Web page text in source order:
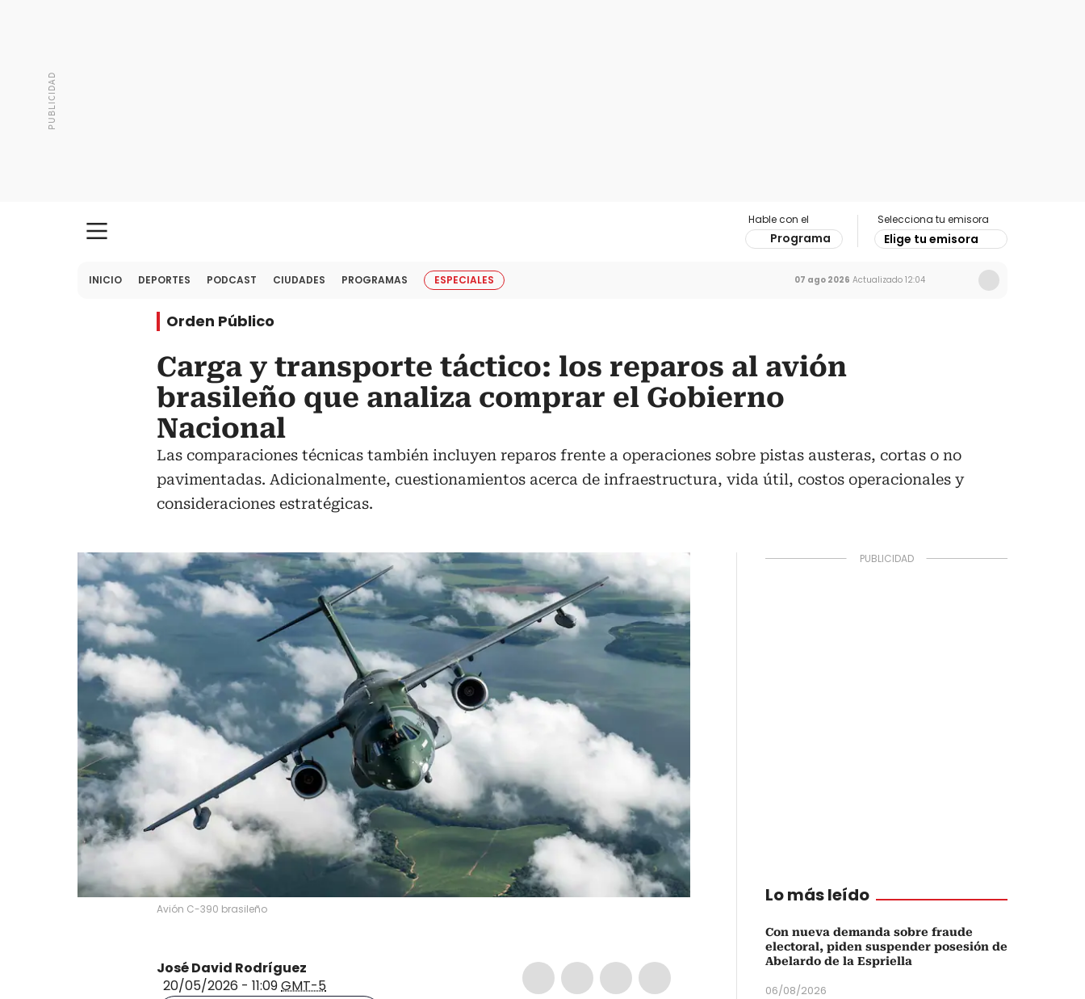
Hable con el
Programa
Selecciona tu emisora
Elige tu emisora
INICIO DEPORTES PODCAST CIUDADES PROGRAMAS ESPECIALES 07 ago 2026 Actualizado 12:04
Orden Público
Carga y transporte táctico: los reparos al avión
brasileño que analiza comprar el Gobierno
Nacional
Las comparaciones técnicas también incluyen reparos frente a operaciones sobre pistas austeras, cortas o no
pavimentadas. Adicionalmente, cuestionamientos acerca de infraestructura, vida útil, costos operacionales y
consideraciones estratégicas.
Avión C-390 brasileño
José David Rodríguez
20/05/2026 - 11:09GMT-5
Lo más leído
Con nueva demanda sobre fraude
electoral, piden suspender posesión de
Abelardo de la Espriella
06/08/2026